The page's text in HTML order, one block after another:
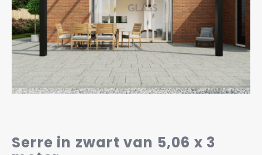
Betaalmethoden
Garantie
Veelgestelde vragen
Serre in zwart van 5,06 x 3